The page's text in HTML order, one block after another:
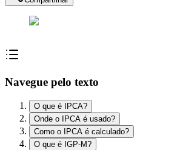
Navegue pelo texto
O que é IPCA?
Onde o IPCA é usado?
Como o IPCA é calculado?
O que é IGP-M?